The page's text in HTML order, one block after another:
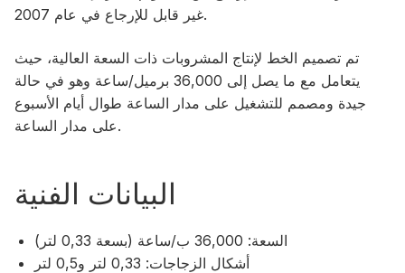
غير قابل للإرجاع في عام 2007.
تم تصميم الخط لإنتاج المشروبات ذات السعة العالية، حيث
يتعامل مع ما يصل إلى 36,000 برميل/ساعة وهو في حالة
جيدة ومصمم للتشغيل على مدار الساعة طوال أيام الأسبوع
على مدار الساعة.
البيانات الفنية
السعة: 36,000 ب/ساعة (بسعة 0,33 لتر)
أشكال الزجاجات: 0,33 لتر و0,5 لتر